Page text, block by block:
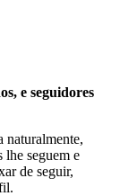
e seguidores
naturalmente,
lhe seguem e
de seguir,